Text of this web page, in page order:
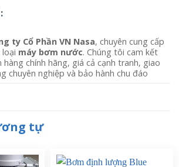
ty Cổ Phần VN Nasa, chuyên cung cấp
loại máy bơm nước. Chúng tôi cam kết
hàng chính hãng, giá cả cạnh tranh, giao
chuyên nghiệp và bảo hành chu đáo
tự